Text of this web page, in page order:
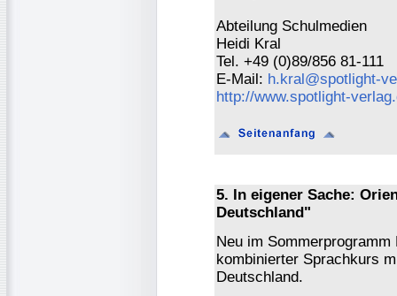
Abteilung Schulmedien
Heidi Kral
Tel. +49 (0)89/856 81-111
E-Mail: h.kral@spotlight-
http://www.spotlight-
5. In eigener Sache:
Deutschland"
Neu im
kombinierter Sprachkurs
Deutschland.